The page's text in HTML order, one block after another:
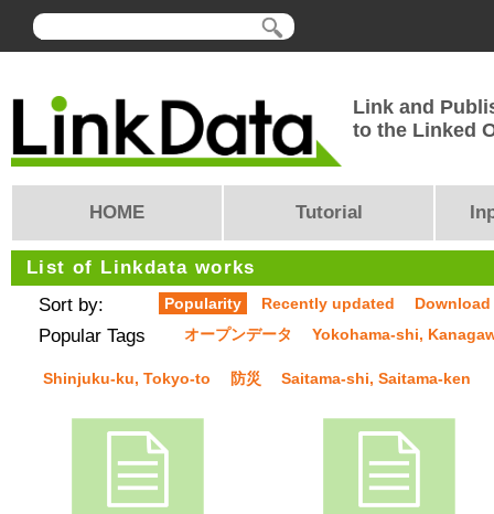
Link and
to the Linked
HOME Tutorial
List of Linkdata works
Sort by:
Popularity Recently updated
Popular Tags オープンデータ Yokohama-shi,
Shinjuku-ku, Tokyo-to 防災 Saitama-shi, Saitama-ken